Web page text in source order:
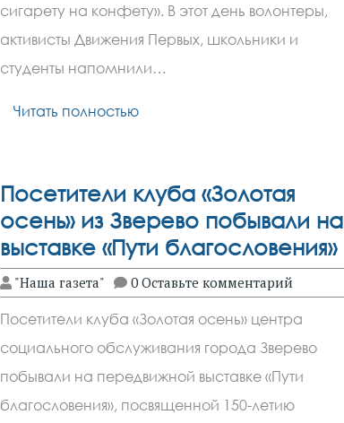
сигарету на конфету». В этот день волонтеры,
активисты Движения Первых, школьники и
студенты напомнили…
Читать полностью
Посетители клуба «Золотая
осень» из Зверево побывали на
выставке «Пути благословения»
"Наша газета" 0 Оставьте комментарий
Посетители клуба «Золотая осень» центра
социального обслуживания города Зверево
побывали на передвижной выставке «Пути
благословения», посвященной 150-летию